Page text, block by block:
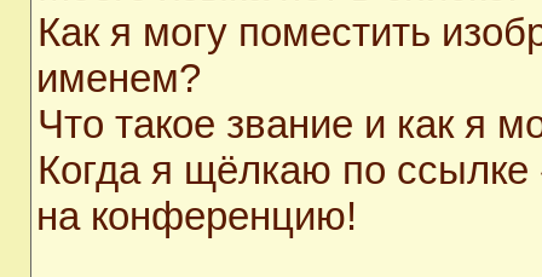
Как я могу поместить
именем?
Что такое звание и как я
Когда я щёлкаю по ссылке
на конференцию!